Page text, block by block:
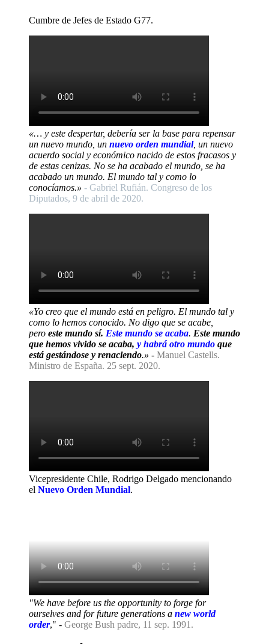
Cumbre de Jefes de Estado G77.
«… y este despertar, debería ser la base para repensar
un nuevo mundo, un nuevo orden mundial, un nuevo
acuerdo social y económico nacido de estos fracasos y
de estas cenizas. No se ha acabado el mundo, se ha
acabado un mundo. El mundo tal y como lo
conocíamos.» - Gabriel Rufián. Congreso de los
Diputados, 9 de abril de 2020.
«Yo creo que el mundo está en peligro. El mundo tal y
como lo hemos conocido. No digo que se acabe,
pero este mundo sí. Este mundo se acaba. Este mundo
que hemos vivido se acaba, y habrá otro mundo que
está gestándose y renaciendo.» - Manuel Castells.
Ministro de España. 25 sept. 2020.
Vicepresidente Chile, Rodrigo Delgado mencionando
el Nuevo Orden Mundial.
"We have before us the opportunity to forge for
ourselves and for future generations a new world
order," - George Bush padre, 11 sep. 1991.